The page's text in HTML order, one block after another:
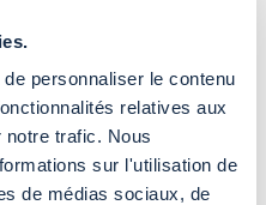
personnaliser le contenu
relatives aux
trafic. Nous
sur l'utilisation de
de médias sociaux, de